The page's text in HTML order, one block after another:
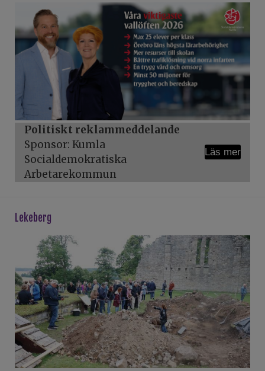
Politiskt reklammeddelande
Sponsor: Kumla
Socialdemokratiska
Arbetarekommun
Läs mer
lekeberg